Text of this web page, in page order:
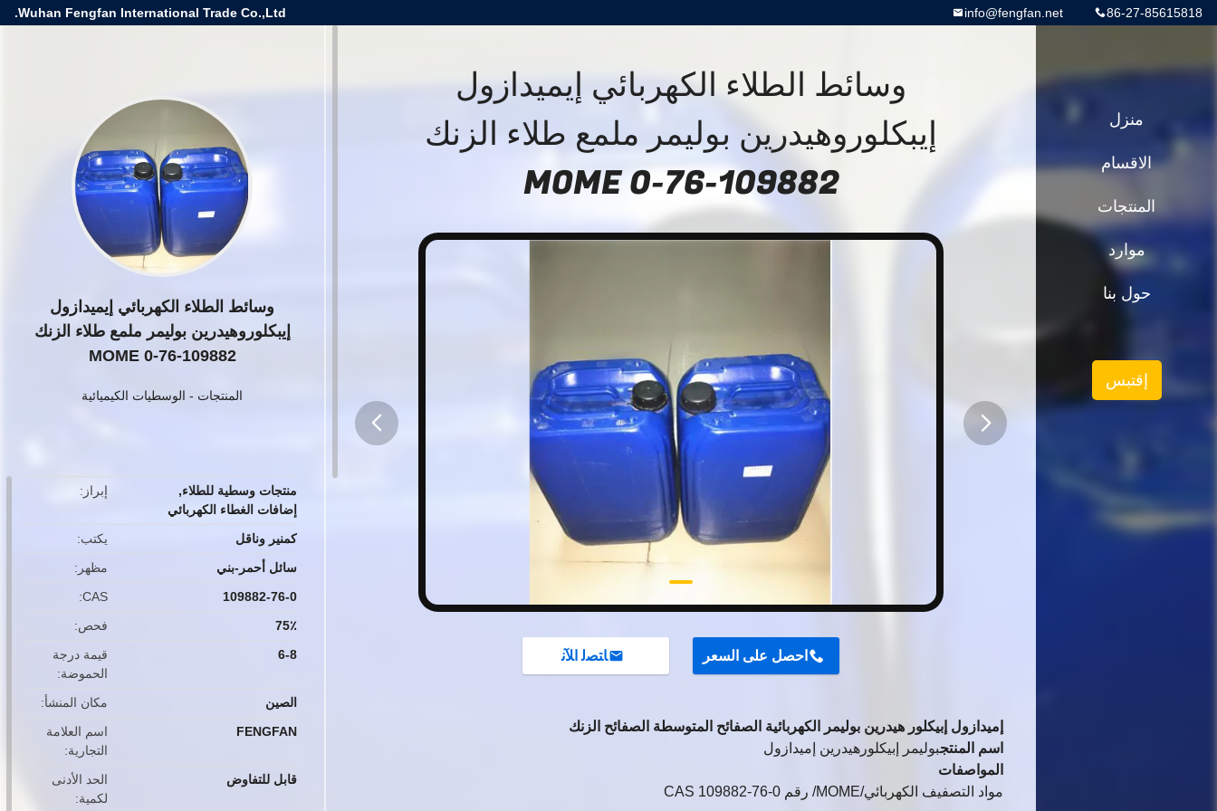
Wuhan Fengfan International Trade Co.,Ltd. 86-27-85615818
info@fengfan.net
وسائط الطلاء الكهربائي إيميدازول
إيبكلوروهيدرين بوليمر ملمع طلاء الزنك
109882-76-0 MOME
المنتجات - الوسطيات الكيميائية
إبراز منتجات وسطية للطلاء,
إضافات الغطاء الكهربائي
يكتب
كمنير وناقل
مظهر
سائل أحمر-بني
CAS
109882-76-0
فحص
75٪
قيمة درجة
الحموضة
6-8
مكان المنشأ
الصين
اسم العلامة
التجارية
FENGFAN
الحد الأدنى
لكمية
قابل للتفاوض
وسائط الطلاء الكهربائي إيميدازول
إيبكلوروهيدرين بوليمر ملمع طلاء الزنك
109882-76-0 MOME
احصل على السعر ﺎﺘﺼﻟ ﺍﻶﻧ
إميدازول إبيكلور هيدرين بوليمر الكهربائية الصفائح المتوسطة الصفائح الزنك
اسم المنتجبوليمر إبيكلورهيدرين إميدازول
المواصفات
مواد التصفيف الكهربائي/MOME/ رقم CAS 109882-76-0
منزل
الاقسام
المنتجات
موارد
حول بنا
إقتبس